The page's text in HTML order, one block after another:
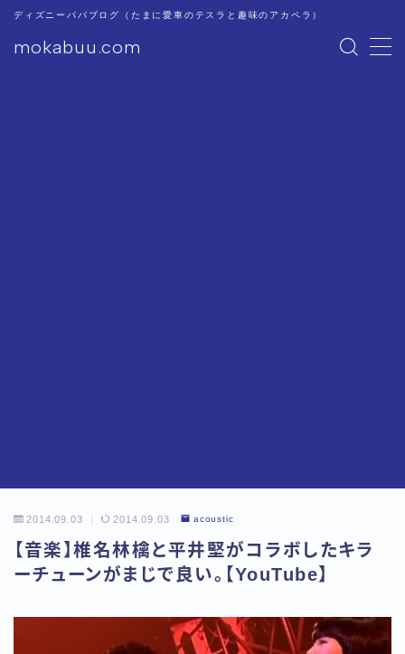
mokabuu.com
ディズニーパパブログ（たまに愛車のテスラと趣味のアカペラ）
2014.09.03 2014.09.03 acoustic
【音楽】椎名林檎と平井堅がコラボしたキラ
ーチューンがまじで良い。【YouTube】